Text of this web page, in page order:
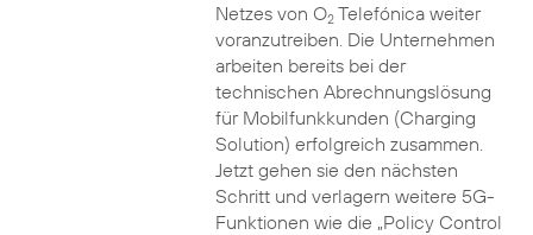
Netzes von O2Telefónica weiter
voranzutreiben. Die Unternehmen
arbeiten bereits bei der
technischen Abrechnungslösung
für Mobilfunkkunden (Charging
Solution) erfolgreich zusammen.
Jetzt gehen sie den nächsten
Schritt und verlagern weitere 5G-
Funktionen wie die „Policy Control